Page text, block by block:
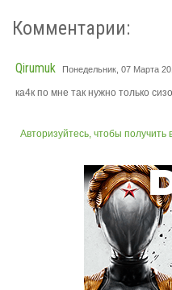
Комментарии:
Qirumuk Понедельник, 07 Марта
ка4к по мне так нужно только
Авторизуйтесь, чтобы